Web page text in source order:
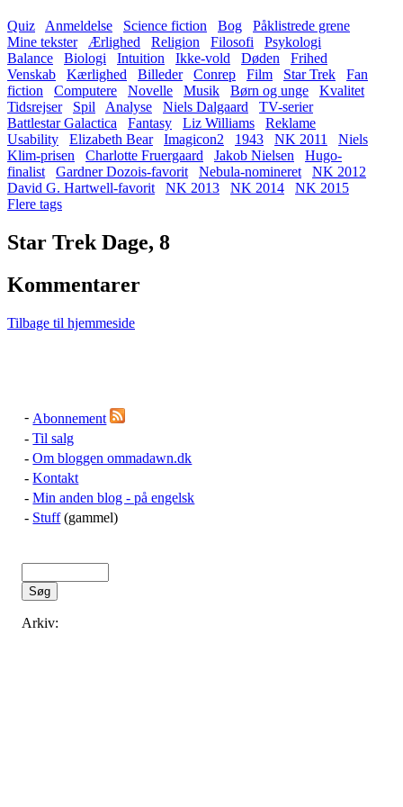
Quiz Anmeldelse Science fiction Bog
Påklistrede grene
Mine tekster
Ærlighed Religion Filosofi
Psykologi
Balance
Biologi Intuition Ikke-vold Døden
Frihed
Venskab
Kærlighed Billeder Conrep Film Star Trek
Fan
fiction
Computere Novelle Musik Børn og unge
Kvalitet
Tidsrejser
Spil Analyse Niels Dalgaard
TV-serier
Battlestar Galactica
Fantasy Liz Williams
Reklame
Usability
Elizabeth Bear Imagicon2 1943 NK 2011
Niels
Klim-prisen
Charlotte Fruergaard Jakob Nielsen
Hugo-
finalist
Gardner Dozois-favorit Nebula-nomineret
NK 2012
David G. Hartwell-favorit
NK 2013 NK 2014
NK 2015
Flere tags
Star Trek Dage, 8
Kommentarer
Tilbage til hjemmeside
- Abonnement
- Til salg
- Om bloggen ommadawn.dk
- Kontakt
- Min anden blog - på engelsk
- Stuff(gammel)
Arkiv: